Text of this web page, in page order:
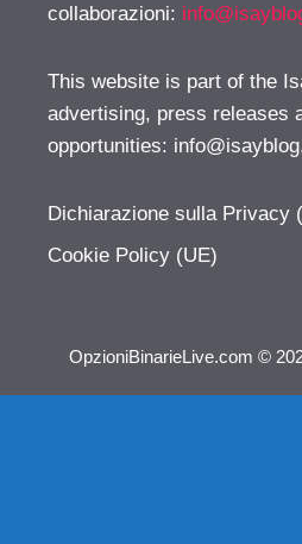
collaborazioni:
This website is part of the
advertising, press releases
opportunities:
Dichiarazione sulla Privacy
Cookie Policy (UE)
OpzioniBinarieLive.com ©